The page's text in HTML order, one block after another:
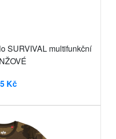
SURVIVAL multifunkční
Kč